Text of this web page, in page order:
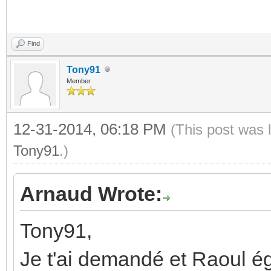
Find
Tony91
Member
12-31-2014, 06:18 PM (This post was
Tony91.)
Arnaud Wrote:
Tony91,
Je t'ai demandé et Raoul